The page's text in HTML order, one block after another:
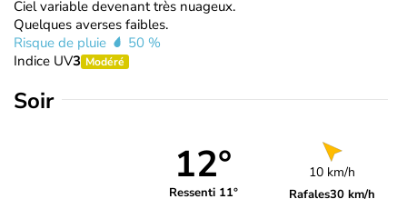
Ciel variable devenant très nuageux.
Quelques averses faibles.
Risque de pluie
50 %
Indice UV3 Modéré
Soir
12°
Ressenti 11°
10 km/h
Rafales30 km/h